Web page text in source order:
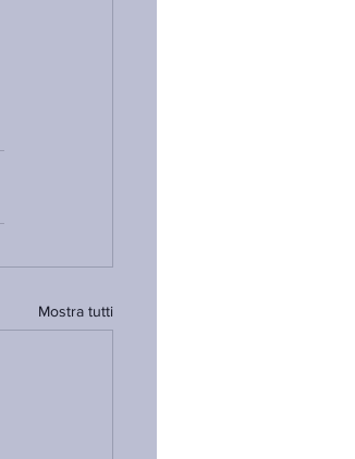
Mostra tutti